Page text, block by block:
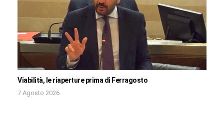
Viabilità, le riaperture prima di Ferragosto
7 Agosto 2026